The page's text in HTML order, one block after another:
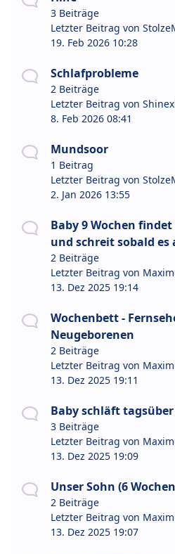
3 Beiträge
Letzter Beitrag von
19. Feb 2026 10:28
Schlafprobleme
2 Beiträge
Letzter Beitrag von
8. Feb 2026 08:41
Mundsoor
1 Beitrag
Letzter Beitrag von
2. Jan 2026 13:55
Baby 9 Wochen
und schreit sobald
2 Beiträge
Letzter Beitrag von
13. Dez 2025 19:14
Wochenbett -
Neugeborenen
2 Beiträge
Letzter Beitrag von
13. Dez 2025 19:11
Baby schläft
3 Beiträge
Letzter Beitrag von
13. Dez 2025 19:09
Unser Sohn (6
2 Beiträge
Letzter Beitrag von
13. Dez 2025 19:07